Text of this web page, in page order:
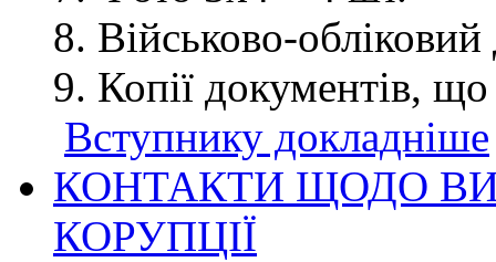
Військово-
Копії документів,
Вступнику докладніше
КОНТАКТИ ЩОДО
КОРУПЦІЇ